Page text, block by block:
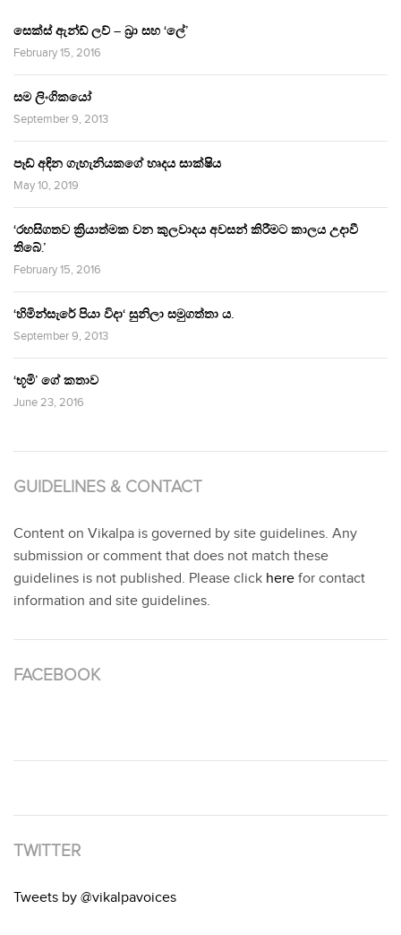
සෙක්ස් ඇන්ඩ් ලව් – බ්‍රා සහ ‘ලේ’
February 15, 2016
සම ලිංගිකයෝ
September 9, 2013
පෑඩ් අඳින ගැහැනියකගේ හෘදය සාක්ෂිය
May 10, 2019
‘රහසිගතව ක්‍රියාත්මක වන කුලවාදය අවසන් කිරීමට කාලය උදාවී
තිබේ.’
February 15, 2016
‘හිමින්සැරේ පියා විදා‘ සුනිලා සමුගත්තා ය.
September 9, 2013
‘භූමි’ ගේ කතාව
June 23, 2016
GUIDELINES & CONTACT
Content on Vikalpa is governed by site guidelines. Any
submission or comment that does not match these
guidelines is not published. Please click here for contact
information and site guidelines.
FACEBOOK
TWITTER
Tweets by @vikalpavoices